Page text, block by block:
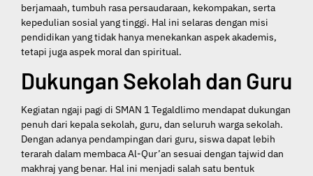
berjamaah, tumbuh rasa persaudaraan, kekompakan, serta
kepedulian sosial yang tinggi. Hal ini selaras dengan misi
pendidikan yang tidak hanya menekankan aspek akademis,
tetapi juga aspek moral dan spiritual.
Dukungan Sekolah dan Guru
Kegiatan ngaji pagi di SMAN 1 Tegaldlimo mendapat dukungan
penuh dari kepala sekolah, guru, dan seluruh warga sekolah.
Dengan adanya pendampingan dari guru, siswa dapat lebih
terarah dalam membaca Al-Qur’an sesuai dengan tajwid dan
makhraj yang benar. Hal ini menjadi salah satu bentuk